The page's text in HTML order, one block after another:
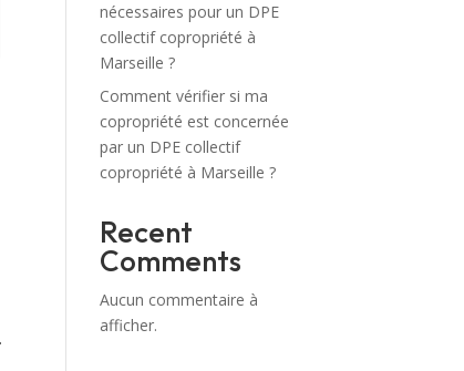
nécessaires pour un DPE
collectif copropriété à
Marseille ?
Comment vérifier si ma
copropriété est concernée
par un DPE collectif
copropriété à Marseille ?
Recent
Comments
Aucun commentaire à
afficher.